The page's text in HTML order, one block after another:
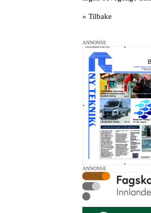
« Tilbake
ANNONSE
ANNONSE